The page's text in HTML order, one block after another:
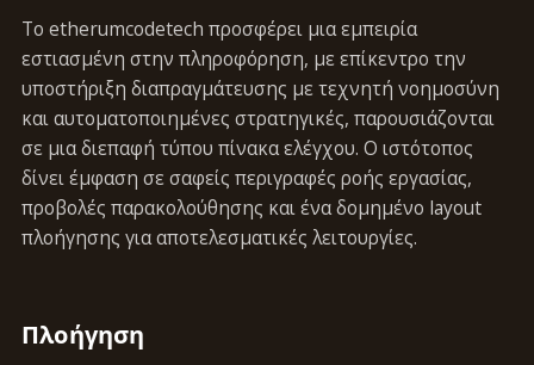
Το etherumcodetech προσφέρει μια εμπειρία
εστιασμένη στην πληροφόρηση, με επίκεντρο την
υποστήριξη διαπραγμάτευσης με τεχνητή νοημοσύνη
και αυτοματοποιημένες στρατηγικές, παρουσιάζονται
σε μια διεπαφή τύπου πίνακα ελέγχου. Ο ιστότοπος
δίνει έμφαση σε σαφείς περιγραφές ροής εργασίας,
προβολές παρακολούθησης και ένα δομημένο layout
πλοήγησης για αποτελεσματικές λειτουργίες.
Πλοήγηση